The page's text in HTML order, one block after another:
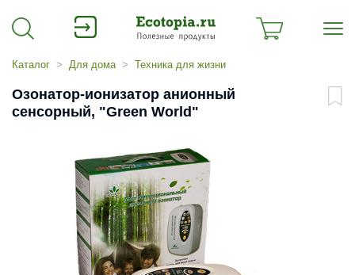
Каталог Для дома Техника для жизни
Озонатор-ионизатор анионный
сенсорный, "Green World"